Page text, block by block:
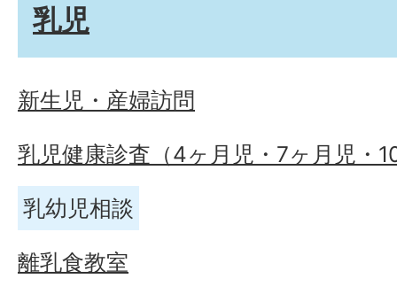
乳児
新生児・産婦訪問
乳児健康診査（4ヶ月児・7ヶ月児・
乳幼児相談
離乳食教室